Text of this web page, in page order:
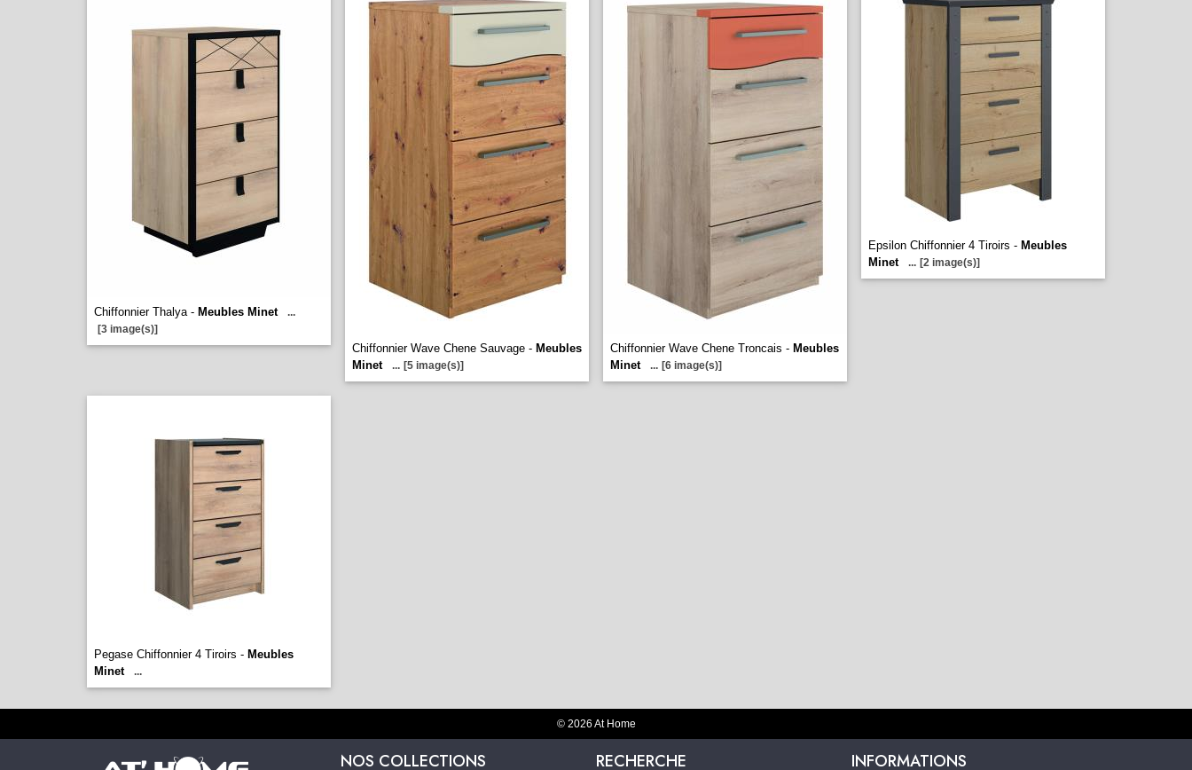
Chiffonnier Thalya - Meubles Minet
...
[3 image(s)]
Chiffonnier Wave Chene Sauvage - Meubles
Minet
... [5 image(s)]
Chiffonnier Wave Chene Troncais - Meubles
Minet
... [6 image(s)]
Epsilon Chiffonnier 4 Tiroirs - Meubles
Minet
... [2 image(s)]
Pegase Chiffonnier 4 Tiroirs - Meubles
Minet
...
© 2026 At Home
NOS COLLECTIONS RECHERCHE INFORMATIONS